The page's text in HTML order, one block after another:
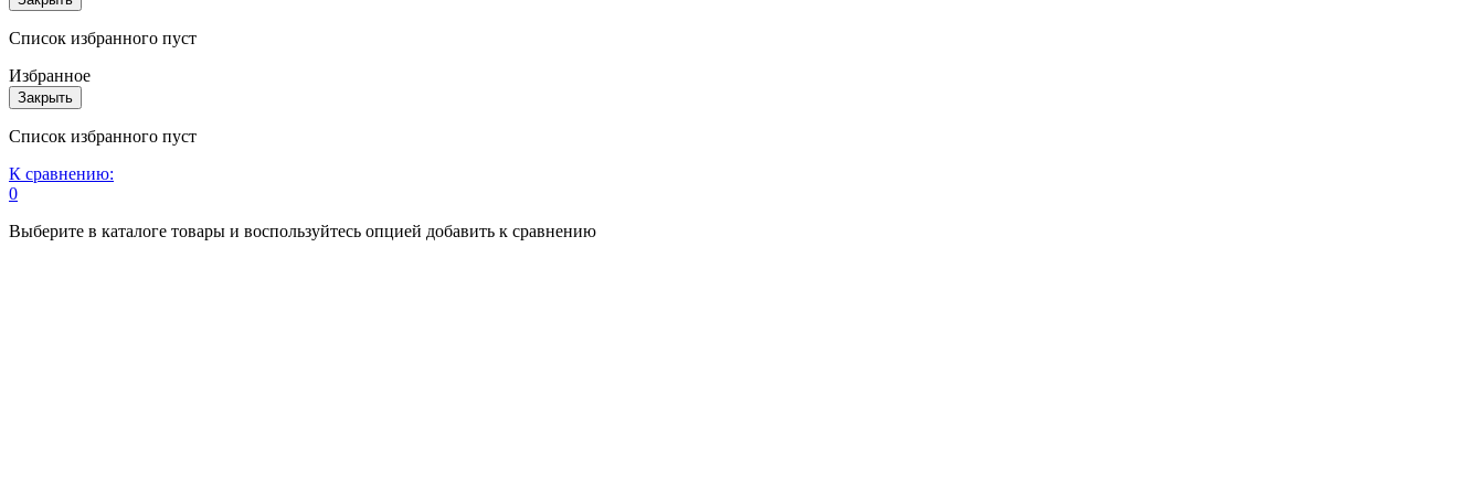
Список избранного пуст
Избранное
Закрыть
Список избранного пуст
К сравнению:
0
Выберите в каталоге товары и воспользуйтесь опцией добавить к сравнению